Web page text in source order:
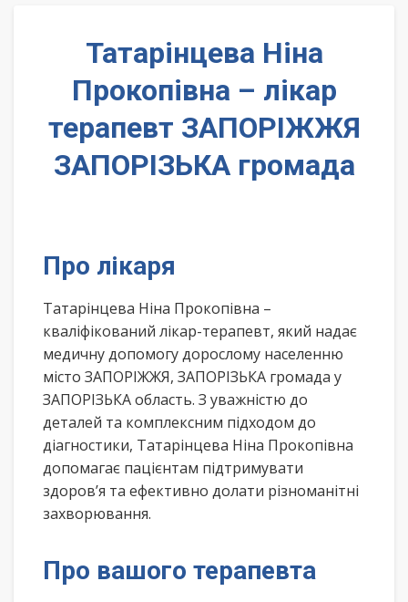
Татарінцева Ніна
Прокопівна – лікар
терапевт ЗАПОРІЖЖЯ
ЗАПОРІЗЬКА громада
Про лікаря
Татарінцева Ніна Прокопівна –
кваліфікований лікар-терапевт, який надає
медичну допомогу дорослому населенню
місто ЗАПОРІЖЖЯ, ЗАПОРІЗЬКА громада у
ЗАПОРІЗЬКА область. З уважністю до
деталей та комплексним підходом до
діагностики, Татарінцева Ніна Прокопівна
допомагає пацієнтам підтримувати
здоров’я та ефективно долати різноманітні
захворювання.
Про вашого терапевта